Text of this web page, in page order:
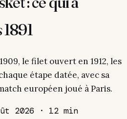
le filet ouvert en 1912, les
étape datée, avec sa
européen joué à Paris.
2026 · 12 min